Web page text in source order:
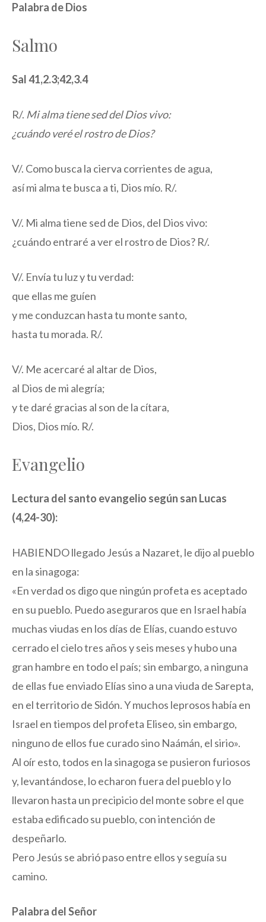
Palabra de Dios
Salmo
Sal 41,2.3;42,3.4
R/. Mi alma tiene sed del Dios vivo:
¿cuándo veré el rostro de Dios?
V/. Como busca la cierva corrientes de agua,
así mi alma te busca a ti, Dios mío. R/.
V/. Mi alma tiene sed de Dios, del Dios vivo:
¿cuándo entraré a ver el rostro de Dios? R/.
V/. Envía tu luz y tu verdad:
que ellas me guíen
y me conduzcan hasta tu monte santo,
hasta tu morada. R/.
V/. Me acercaré al altar de Dios,
al Dios de mi alegría;
y te daré gracias al son de la cítara,
Dios, Dios mío. R/.
Evangelio
Lectura del santo evangelio según san Lucas
(4,24-30):
HABIENDO llegado Jesús a Nazaret, le dijo al pueblo
en la sinagoga:
«En verdad os digo que ningún profeta es aceptado
en su pueblo. Puedo aseguraros que en Israel había
muchas viudas en los días de Elías, cuando estuvo
cerrado el cielo tres años y seis meses y hubo una
gran hambre en todo el país; sin embargo, a ninguna
de ellas fue enviado Elías sino a una viuda de Sarepta,
en el territorio de Sidón. Y muchos leprosos había en
Israel en tiempos del profeta Eliseo, sin embargo,
ninguno de ellos fue curado sino Naámán, el sirio».
Al oír esto, todos en la sinagoga se pusieron furiosos
y, levantándose, lo echaron fuera del pueblo y lo
llevaron hasta un precipicio del monte sobre el que
estaba edificado su pueblo, con intención de
despeñarlo.
Pero Jesús se abrió paso entre ellos y seguía su
camino.
Palabra del Señor